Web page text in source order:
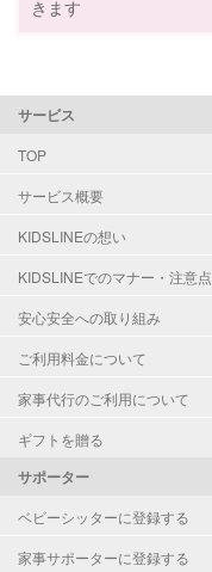
きます
サービス
TOP
サービス概要
KIDSLINEの想い
KIDSLINEでのマナー・注意点
安心安全への取り組み
ご利用料金について
家事代行のご利用について
ギフトを贈る
サポーター
ベビーシッターに登録する
家事サポーターに登録する